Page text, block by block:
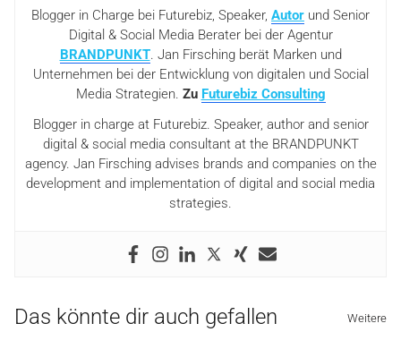
Blogger in Charge bei Futurebiz, Speaker, Autor und Senior
Digital & Social Media Berater bei der Agentur
BRANDPUNKT. Jan Firsching berät Marken und
Unternehmen bei der Entwicklung von digitalen und Social
Media Strategien. Zu Futurebiz Consulting
Blogger in charge at Futurebiz. Speaker, author and senior
digital & social media consultant at the BRANDPUNKT
agency. Jan Firsching advises brands and companies on the
development and implementation of digital and social media
strategies.
Das könnte dir auch gefallen Weitere